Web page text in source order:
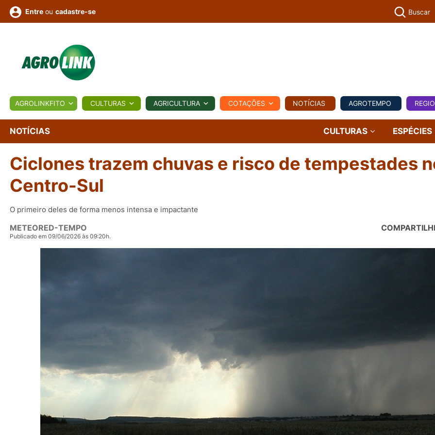
BIOLÓGICOS COTAÇÕES NOTÍCIAS AGROTEMPO REGIONAL COMERCIAL AGROVIAGENS
Conversor Colunistas Eventos
Fotos
e
Vídeos
Entre ou cadastre-se Buscar
AGROLINKFITO CULTURAS AGRICULTURA COTAÇÕES NOTÍCIAS AGROTEMPO
NOTÍCIAS CULTURAS ESPÉCIES
Ciclones trazem chuvas e risco de tempestades
Centro-Sul
O primeiro deles de forma menos intensa e impactante
METEORED-TEMPO
Publicado em 09/06/2026 às 09:20h.